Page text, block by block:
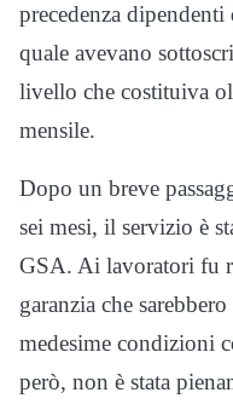
precedenza
quale avevano
livello che costituiva
mensile.
Dopo un breve
sei mesi, il servizio è
GSA. Ai lavoratori fu
garanzia che
medesime condizioni
però, non è stata